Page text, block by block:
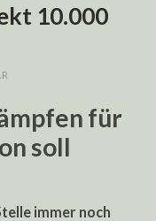
10.000
für
soll
immer noch